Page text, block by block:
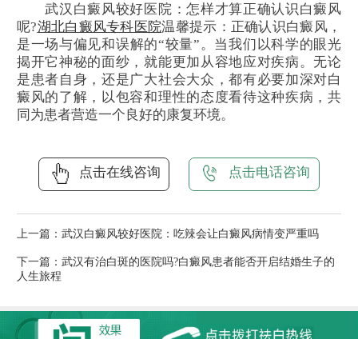
武汉白癜风较好医院：怎样才算正确认识白癜风
呢?湖北白癜风专科医院温馨提示：正确认识白癜风，
是一场与偏见和误解的“较量”。当我们以科学的眼光
揭开它神秘的面纱，就能更加从容地应对疾病。无论
是患者自身，还是广大社会大众，都有必要加深对白
癜风的了解，以包容和理性的态度看待这种疾病，共
同为患者营造一个良好的康复环境。
点击在线咨询 点击电话咨询
上一篇： 武汉白癜风较好医院：吃辣会让白癜风病情变严重吗
下一篇： 武汉有治白斑的医院吗?白癜风患者能否开启结婚生子的
人生旅程